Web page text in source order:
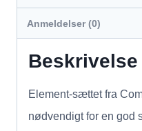
Anmeldelser (0)
Beskrivelse
Element-sættet fra
nødvendigt for en god